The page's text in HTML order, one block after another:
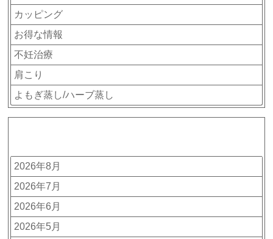
カッピング
お得な情報
不妊治療
肩こり
よもぎ蒸し/ハーブ蒸し
2026年8月
2026年7月
2026年6月
2026年5月